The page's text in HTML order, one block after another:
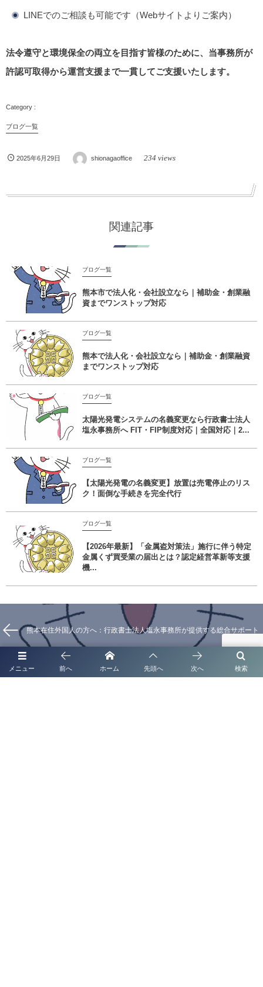
LINEでのご相談も可能です（Webサイトよりご案内）
法令遵守と環境保全の両立を目指す皆様のために、当事務所が
許認可取得から運営支援まで一貫してご支援いたします。
ブログ一覧
2025年6月29日 shionagaoffice 234 views
関連記事
ブログ一覧
熊本市で法人化・会社設立なら｜補助金・創業融
資までワンストップ対応
ブログ一覧
熊本で法人化・会社設立なら｜補助金・創業融資
までワンストップ対応
ブログ一覧
太陽光発電システムの名義変更なら行政書士法人
塩永事務所へ FIT・FIP制度対応｜全国対応｜2...
ブログ一覧
【太陽光発電の名義変更】放置は売電停止のリス
ク！面倒な手続きを完全代行
ブログ一覧
【2026年最新】「金属盗対策法」施行に伴う特定
金属くず買受業の届出とは？認定経営革新等支援
機...
熊本在住外国人の方へ：行政書士法人塩永事務所が提供する総合サポート
メニュー 検索
前へ ホーム 先頭へ 次へ